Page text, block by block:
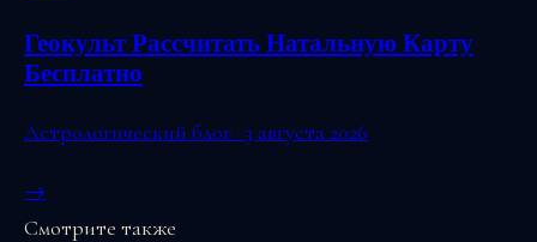
Геокульт Рассчитать Натальную Карту
Бесплатно
Астрологический блог · 3 августа 2026
→
Смотрите также